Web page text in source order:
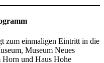
zum einmaligen Eintritt in die
Museum Neues
und Haus Hohe